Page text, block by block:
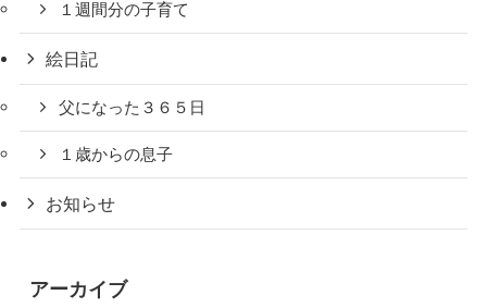
１週間分の子育て
絵日記
父になった３６５日
１歳からの息子
お知らせ
アーカイブ